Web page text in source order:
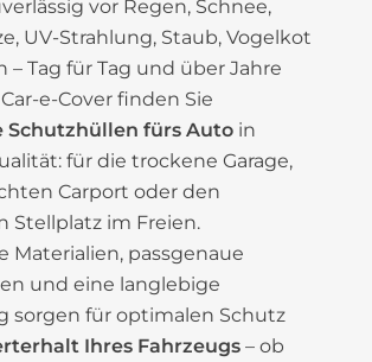
vor Regen, Schnee,
UV-Strahlung, Staub, Vogelkot
– Tag für Tag und über Jahre
e-Cover finden Sie
Schutzhüllen fürs Auto in
für die trockene Garage,
Carport oder den
Stellplatz im Freien.
Materialien, passgenaue
und eine langlebige
sorgen für optimalen Schutz
Ihres Fahrzeugs – ob